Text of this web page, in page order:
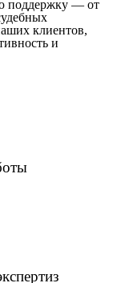
поддержку — от
клиентов,
и